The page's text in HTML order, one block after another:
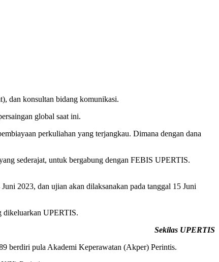
dan konsultan bidang komunikasi.
global saat ini.
perkuliahan yang terjangkau. Dimana dengan dana
sederajat, untuk bergabung dengan FEBIS UPERTIS.
2023, dan ujian akan dilaksanakan pada tanggal 15 Juni
dikeluarkan UPERTIS.
Sekilas UPERTIS
berdiri pula Akademi Keperawatan (Akper) Perintis.